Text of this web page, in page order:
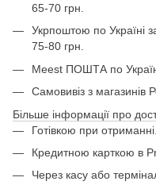
65-70 грн.
Укрпоштою по Україні
75-80 грн.
Meest ПОШТА по
Самовивіз з магазинів
Більше інформації про
Готівкою при отриманні.
Кредитною карткою в
Через касу або